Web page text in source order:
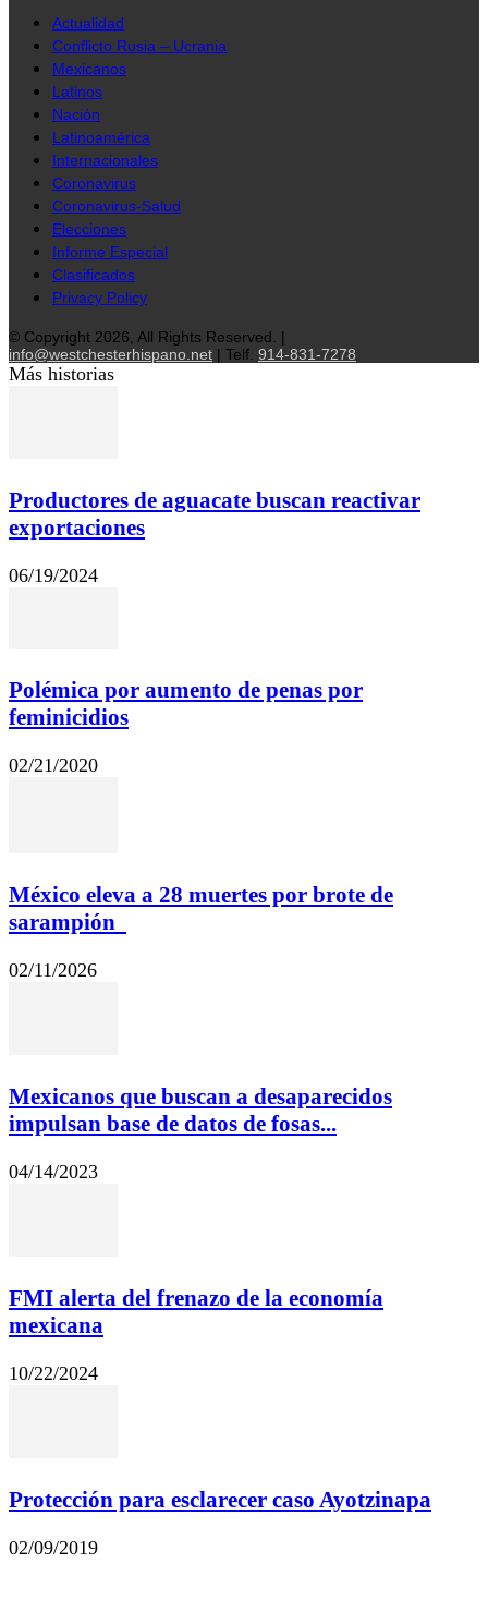
Actualidad
Conflicto Rusia – Ucrania
Mexicanos
Latinos
Nación
Latinoamérica
Internacionales
Coronavirus
Coronavirus-Salud
Elecciones
Informe Especial
Clasificados
Privacy Policy
© Copyright 2026, All Rights Reserved. |
info@westchesterhispano.net | Telf. 914-831-7278
Más historias
Productores de aguacate buscan reactivar
exportaciones
06/19/2024
Polémica por aumento de penas por
feminicidios
02/21/2020
México eleva a 28 muertes por brote de
sarampión
02/11/2026
Mexicanos que buscan a desaparecidos
impulsan base de datos de fosas...
04/14/2023
FMI alerta del frenazo de la economía
mexicana
10/22/2024
Protección para esclarecer caso Ayotzinapa
02/09/2019